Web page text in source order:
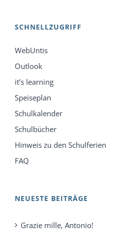
SCHNELLZUGRIFF
WebUntis
Outlook
it’s learning
Speiseplan
Schulkalender
Schulbücher
Hinweis zu den Schulferien
FAQ
NEUESTE BEITRÄGE
Grazie mille, Antonio!